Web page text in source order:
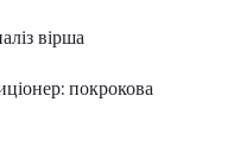
вірша
покрокова